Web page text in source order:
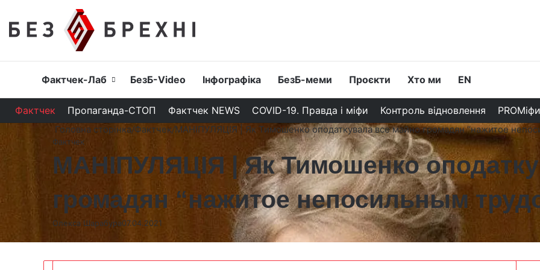
Головна
Фактчек-Лаб БезБ-Video Інфографіка БезБ-меми Проєкти Хто ми EN
Фактчек Пропаганда-СТОП Фактчек NEWS COVID-19. Правда і міфи Контроль відновлення PROМіфи
Головна сторінка/Фактчек/МАНІПУЛЯЦІЯ | Як Тимошенко оподаткувала все майно громадян “нажитое
Фактчек
МАНІПУЛЯЦІЯ | Як Тимошенко
громадян “нажитое непосильным
Олекса Шарабура07.04.2021